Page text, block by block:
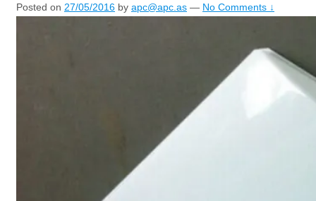
Posted on 27/05/2016 by apc@apc.as — No Comments ↓